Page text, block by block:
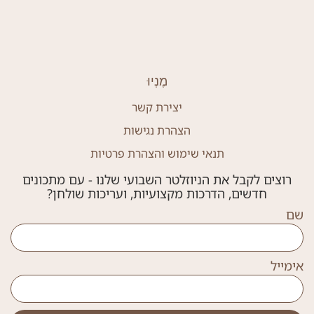
מֶנְיוּ
יצירת קשר
הצהרת נגישות
תנאי שימוש והצהרת פרטיות
רוצים לקבל את הניוזלטר השבועי שלנו - עם מתכונים
חדשים, הדרכות מקצועיות, ועריכות שולחן?
שם
אימייל